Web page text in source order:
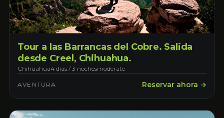
Tour a las Barrancas del Cobre. Salida
desde Creel, Chihuahua.
Chihuahua4 días / 3 nochesmoderate
AVENTURA Reservar ahora →